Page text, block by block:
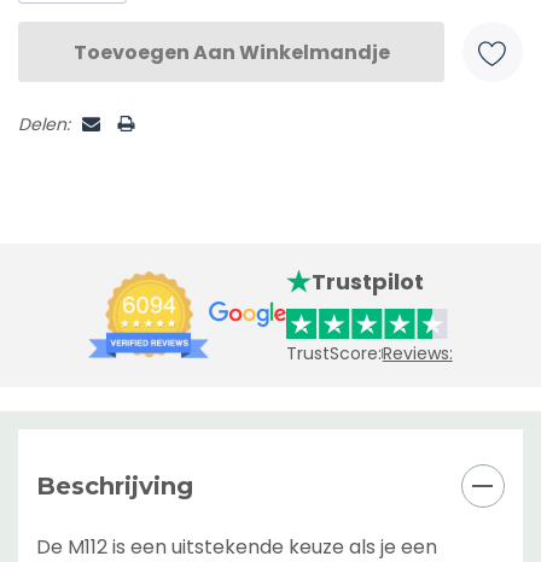
Delen:
Trustpilot
TrustScore:Reviews:
Beschrijving
De M112 is een uitstekende keuze als je een